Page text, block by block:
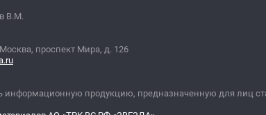
В.М.
проспект Мира, д. 126
информационную продукцию, предназначенную для лиц